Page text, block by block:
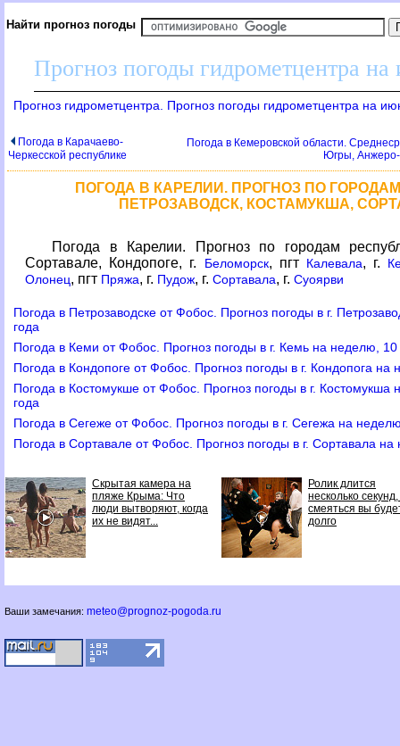
Найти прогноз погоды
Прогноз погоды гидрометцентра
Прогноз гидрометцентра. Прогноз погоды гидрометцентра на
Погода в Карачаево-
Черкесской республике
Погода в Кемеровской области.
Югры, Анжеро-
ПОГОДА В КАРЕЛИИ. ПРОГНОЗ ПО
ПЕТРОЗАВОДСК, КОСТАМУКША,
Погода в Карелии. Прогноз по городам
Сортавале, Кондопоге, г.
Беломорск, пгт Калевала, г.
Олонец, пгт Пряжа, г. Пудож, г. Сортавала, г. Суоярви
Погода в Петрозаводске от Фобос. Прогноз погоды в г.
года
Погода в Кеми от Фобос. Прогноз погоды в г. Кемь на неделю,
Погода в Кондопоге от Фобос. Прогноз погоды в г. Кондопога
Погода в Костомукше от Фобос. Прогноз погоды в г.
года
Погода в Сегеже от Фобос. Прогноз погоды в г. Сегежа на
Погода в Сортавале от Фобос. Прогноз погоды в г. Сортавала
Скрытая камера на
пляже Крыма: Что
люди вытворяют, когда
их не видят...
Ролик длится
несколько
смеяться вы
долго
Ваши замечания: meteo@prognoz-pogoda.ru